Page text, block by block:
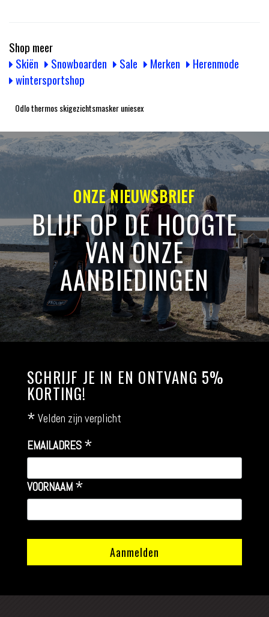
Shop meer
Skiën
Snowboarden Sale Merken
Herenmode
wintersportshop
Odlo thermos skigezichtsmasker uniesex
ONZE NIEUWSBRIEF
BLIJF OP DE HOOGTE
VAN ONZE
AANBIEDINGEN
SCHRIJF JE IN EN ONTVANG 5%
KORTING!
* Velden zijn verplicht
EMAILADRES *
VOORNAAM *